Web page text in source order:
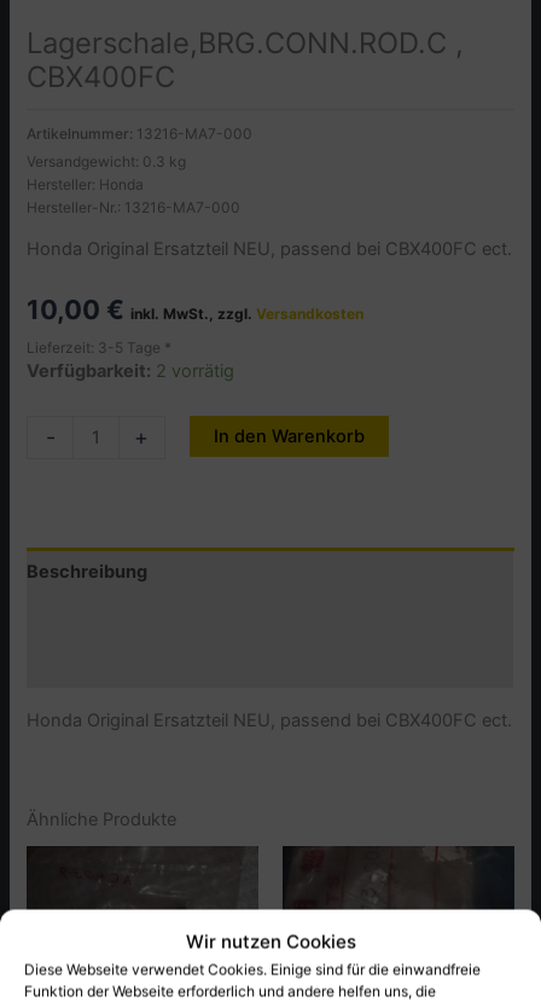
Wir nutzen Cookies
Diese Webseite verwendet Cookies. Einige sind für die einwandfreie
Funktion der Webseite erforderlich und andere helfen uns, die
Lagerschale,BRG.CONN.ROD.C ,
CBX400FC
Artikelnummer: 13216-MA7-000
Versandgewicht: 0.3 kg
Hersteller: Honda
Hersteller-Nr.: 13216-MA7-000
Honda Original Ersatzteil NEU, passend bei CBX400FC ect.
10,00 € inkl. MwSt., zzgl.Versandkosten
Lieferzeit: 3-5 Tage *
Verfügbarkeit: 2 vorrätig
-
Lagerschale,BRG.CONN.ROD.C
+ In den Warenkorb
Beschreibung
Honda Original Ersatzteil NEU, passend bei CBX400FC ect.
Ähnliche Produkte